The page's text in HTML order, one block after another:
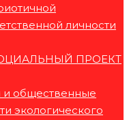
личности
ПРОЕКТ
и общественные
экологического